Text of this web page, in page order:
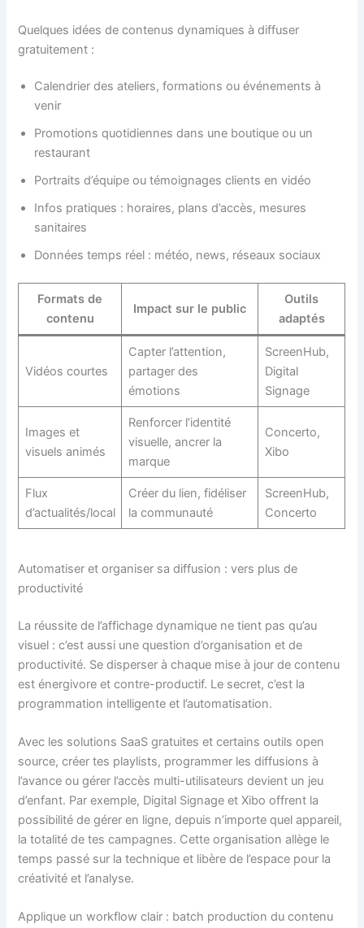
Quelques idées de contenus dynamiques à diffuser
gratuitement :
Calendrier des ateliers, formations ou événements à
venir
Promotions quotidiennes dans une boutique ou un
restaurant
Portraits d’équipe ou témoignages clients en vidéo
Infos pratiques : horaires, plans d’accès, mesures
sanitaires
Données temps réel : météo, news, réseaux sociaux
Formats de
contenu
Impact sur le public
Outils
adaptés
Vidéos courtes
Capter l’attention,
partager des
émotions
ScreenHub,
Digital
Signage
Images et
visuels animés
Renforcer l’identité
visuelle, ancrer la
marque
Concerto,
Xibo
Flux
d’actualités/local
Créer du lien, fidéliser
la communauté
ScreenHub,
Concerto
Automatiser et organiser sa diffusion : vers plus de
productivité
La réussite de l’affichage dynamique ne tient pas qu’au
visuel : c’est aussi une question d’organisation et de
productivité. Se disperser à chaque mise à jour de contenu
est énergivore et contre-productif. Le secret, c’est la
programmation intelligente et l’automatisation.
Avec les solutions SaaS gratuites et certains outils open
source, créer tes playlists, programmer les diffusions à
l’avance ou gérer l’accès multi-utilisateurs devient un jeu
d’enfant. Par exemple, Digital Signage et Xibo offrent la
possibilité de gérer en ligne, depuis n’importe quel appareil,
la totalité de tes campagnes. Cette organisation allège le
temps passé sur la technique et libère de l’espace pour la
créativité et l’analyse.
Applique un workflow clair : batch production du contenu